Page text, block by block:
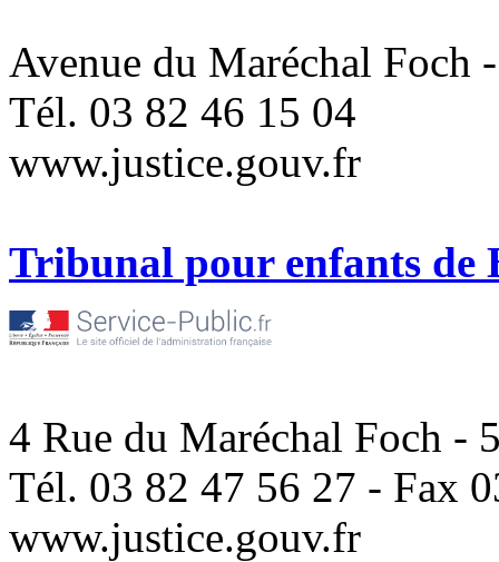
Avenue du Maréchal
Tél. 03 82 46 15 04
www.justice.gouv.fr
Tribunal pour enfants de
4 Rue du Maréchal Foch -
Tél. 03 82 47 56 27 - Fax
www.justice.gouv.fr